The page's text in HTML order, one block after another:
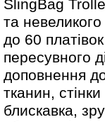
SlingBag
та
до 60
пересувного
доповнення
тканин,
блискавка,